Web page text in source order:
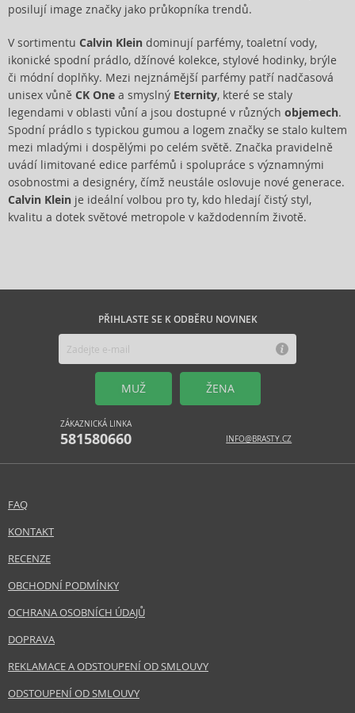
posilují image značky jako průkopníka trendů.
V sortimentu Calvin Klein dominují parfémy, toaletní vody,
ikonické spodní prádlo, džínové kolekce, stylové hodinky, brýle
či módní doplňky. Mezi nejznámější parfémy patří nadčasová
unisex vůně CK One a smyslný Eternity, které se staly
legendami v oblasti vůní a jsou dostupné v různých objemech.
Spodní prádlo s typickou gumou a logem značky se stalo kultem
mezi mladými i dospělými po celém světě. Značka pravidelně
uvádí limitované edice parfémů i spolupráce s významnými
osobnostmi a designéry, čímž neustále oslovuje nové generace.
Calvin Klein je ideální volbou pro ty, kdo hledají čistý styl,
kvalitu a dotek světové metropole v každodenním životě.
PŘIHLASTE SE K ODBĚRU NOVINEK
MUŽ ŽENA
ZÁKAZNICKÁ LINKA
581580660 INFO@BRASTY.CZ
FAQ
KONTAKT
RECENZE
OBCHODNÍ PODMÍNKY
OCHRANA OSOBNÍCH ÚDAJŮ
DOPRAVA
REKLAMACE A ODSTOUPENÍ OD SMLOUVY
ODSTOUPENÍ OD SMLOUVY